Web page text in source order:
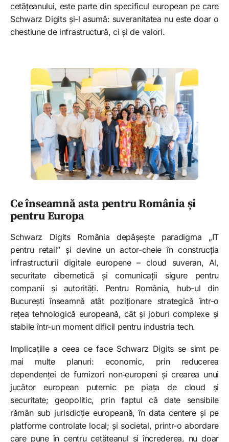
cetățeanului, este parte din specificul european pe care
Schwarz Digits și-l asumă: suveranitatea nu este doar o
chestiune de infrastructură, ci și de valori.
Ce înseamnă asta pentru România și
pentru Europa
Schwarz Digits România depășește paradigma „IT
pentru retail” și devine un actor-cheie în construcția
infrastructurii digitale europene – cloud suveran, AI,
securitate cibernetică și comunicații sigure pentru
companii și autorități. Pentru România, hub-ul din
București înseamnă atât poziționare strategică într-o
rețea tehnologică europeană, cât și joburi complexe și
stabile într-un moment dificil pentru industria tech.
Implicațiile a ceea ce face Schwarz Digits se simt pe
mai multe planuri: economic, prin reducerea
dependenței de furnizori non‑europeni și crearea unui
jucător european puternic pe piața de cloud și
securitate; geopolitic, prin faptul că date sensibile
rămân sub jurisdicție europeană, în data centere și pe
platforme controlate local; și societal, printr-o abordare
care pune în centru cetățeanul și încrederea, nu doar